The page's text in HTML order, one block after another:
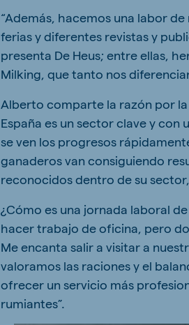
“Además, hacemos una labor
ferias y diferentes revistas y
presenta De Heus; entre ellas,
Milking, que tanto nos
Alberto comparte la razón por
España es un sector clave y con
se ven los progresos
ganaderos van consiguiendo
reconocidos dentro de su
¿Cómo es una jornada laboral
hacer trabajo de oficina, pero
Me encanta salir a visitar a
valoramos las raciones y el
ofrecer un servicio más
rumiantes”.